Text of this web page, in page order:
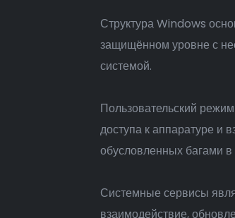
Структура Windows
защищённом уровне с
системой.
Пользовательский
доступа к аппаратуре и
обусловленных багами
Системные сервисы
взаимодействие,